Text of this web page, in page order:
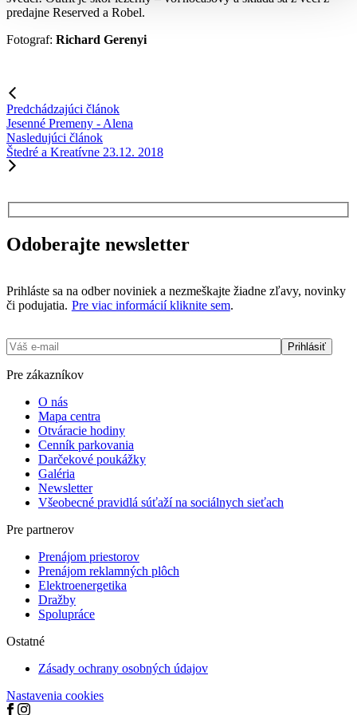
predajne Reserved a Robel.
Fotograf: Richard Gerenyi
Predchádzajúci článok
Jesenné Premeny - Alena
Nasledujúci článok
Štedré a Kreatívne 23.12. 2018
Odoberajte newsletter
Prihláste sa na odber noviniek a nezmeškajte žiadne zľavy, novinky
či podujatia. Pre viac informácií kliknite sem.
Pre zákazníkov
O nás
Mapa centra
Otváracie hodiny
Cenník parkovania
Darčekové poukážky
Galéria
Newsletter
Všeobecné pravidlá súťaží na sociálnych sieťach
Pre partnerov
Prenájom priestorov
Prenájom reklamných plôch
Elektro­­­energetika
Dražby
Spolupráce
Ostatné
Zásady ochrany osobných údajov
Nastavenia cookies